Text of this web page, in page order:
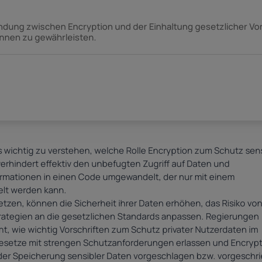
zwischen Encryption und der Einhaltung gesetzlicher
zu gewährleisten.
zu verstehen, welche Rolle Encryption zum Schutz
effektiv den unbefugten Zugriff auf Daten und
in einen Code umgewandelt, der nur mit einem
werden kann.
können die Sicherheit ihrer Daten erhöhen, das Risiko von
an die gesetzlichen Standards anpassen. Regierungen
wie wichtig Vorschriften zum Schutz privater Nutzerdaten im
mit strengen Schutzanforderungen erlassen und
Speicherung sensibler Daten vorgeschlagen bzw.